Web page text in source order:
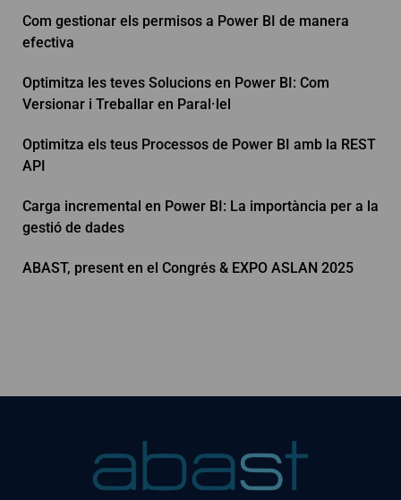
Com gestionar els permisos a Power BI de manera
efectiva
Optimitza les teves Solucions en Power BI: Com
Versionar i Treballar en Paral·lel
Optimitza els teus Processos de Power BI amb la REST
API
Carga incremental en Power BI: La importància per a la
gestió de dades
ABAST, present en el Congrés & EXPO ASLAN 2025